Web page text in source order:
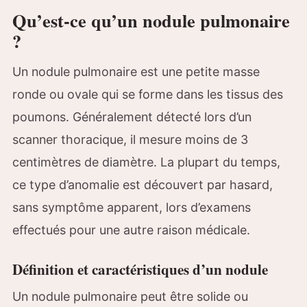
Qu’est-ce qu’un nodule pulmonaire
?
Un nodule pulmonaire est une petite masse
ronde ou ovale qui se forme dans les tissus des
poumons. Généralement détecté lors d’un
scanner thoracique, il mesure moins de 3
centimètres de diamètre. La plupart du temps,
ce type d’anomalie est découvert par hasard,
sans symptôme apparent, lors d’examens
effectués pour une autre raison médicale.
Définition et caractéristiques d’un nodule
Un nodule pulmonaire peut être solide ou